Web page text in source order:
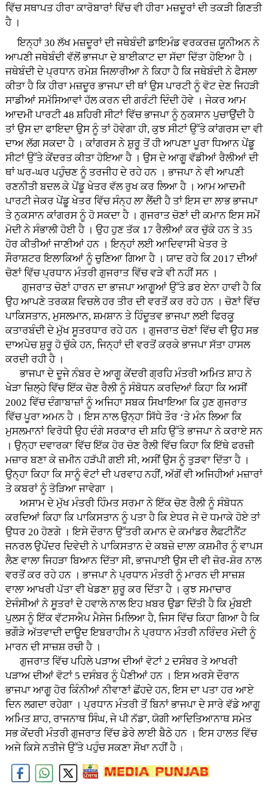
ਵਿੱਚ ਸਥਾਪਤ ਹੀਰਾ ਕਾਰੋਬਾਰਾਂ ਵਿੱਚ ਵੀ ਹੀਰਾ ਮਜ਼ਦੂਰਾਂ ਦੀ ਤਕੜੀ ਗਿਣਤੀ
ਹੈ ।
ਇਨ੍ਹਾਂ 30 ਲੱਖ ਮਜ਼ਦੂਰਾਂ ਦੀ ਜਥੇਬੰਦੀ ਡਾਇਮੰਡ ਵਰਕਰਜ਼ ਯੂਨੀਅਨ ਨੇ
ਆਪਣੀ ਜਥੇਬੰਦੀ ਵੱਲੋਂ ਭਾਜਪਾ ਦੇ ਬਾਈਕਾਟ ਦਾ ਸੱਦਾ ਦਿੱਤਾ ਹੋਇਆ ਹੈ ।
ਜਥੇਬੰਦੀ ਦੇ ਪ੍ਰਧਾਨ ਰਮੇਸ਼ ਜਿਲਾਰੀਆ ਨੇ ਕਿਹਾ ਹੈ ਕਿ ਜਥੇਬੰਦੀ ਨੇ ਫੈਸਲਾ
ਕੀਤਾ ਹੈ ਕਿ ਹੀਰਾ ਮਜ਼ਦੂਰ ਭਾਜਪਾ ਦੀ ਥਾਂ ਉਸ ਪਾਰਟੀ ਨੂੰ ਵੋਟ ਦੇਣ ਜਿਹੜੀ
ਸਾਡੀਆਂ ਸਮੱਸਿਆਵਾਂ ਹੱਲ ਕਰਨ ਦੀ ਗਰੰਟੀ ਦਿੰਦੀ ਹੋਵੇ । ਜੇਕਰ ਆਮ
ਆਦਮੀ ਪਾਰਟੀ 48 ਸ਼ਹਿਰੀ ਸੀਟਾਂ ਵਿੱਚ ਭਾਜਪਾ ਨੂੰ ਨੁਕਸਾਨ ਪੁਚਾਉਂਦੀ ਹੈ
ਤਾਂ ਉਸ ਦਾ ਫਾਇਦਾ ਉਸ ਨੂੰ ਤਾਂ ਹੋਵੇਗਾ ਹੀ, ਕੁਝ ਸੀਟਾਂ ਉੱਤੇ ਕਾਂਗਰਸ ਦਾ ਵੀ
ਦਾਅ ਲੱਗ ਸਕਦਾ ਹੈ । ਕਾਂਗਰਸ ਨੇ ਸ਼ੁਰੂ ਤੋਂ ਹੀ ਆਪਣਾ ਪੂਰਾ ਧਿਆਨ ਪੇਂਡੂ
ਸੀਟਾਂ ਉੱਤੇ ਕੇਂਦਰਤ ਕੀਤਾ ਹੋਇਆ ਹੈ । ਉਸ ਦੇ ਆਗੂ ਵੱਡੀਆਂ ਰੈਲੀਆਂ ਦੀ
ਥਾਂ ਘਰ-ਘਰ ਪਹੁੰਚਣ ਨੂੰ ਤਰਜੀਹ ਦੇ ਰਹੇ ਹਨ । ਭਾਜਪਾ ਨੇ ਵੀ ਆਪਣੀ
ਰਣਨੀਤੀ ਬਦਲ ਕੇ ਪੇਂਡੂ ਖੇਤਰ ਵੱਲ ਰੁਖ ਕਰ ਲਿਆ ਹੈ । ਆਮ ਆਦਮੀ
ਪਾਰਟੀ ਜੇਕਰ ਪੇਂਡੂ ਖੇਤਰ ਵਿੱਚ ਸੰਨ੍ਹ ਲਾ ਲੈਂਦੀ ਹੈ ਤਾਂ ਇਸ ਦਾ ਲਾਭ ਭਾਜਪਾ
ਤੇ ਨੁਕਸਾਨ ਕਾਂਗਰਸ ਨੂੰ ਹੋ ਸਕਦਾ ਹੈ । ਗੁਜਰਾਤ ਚੋਣਾਂ ਦੀ ਕਮਾਨ ਇਸ ਸਮੇਂ
ਮੋਦੀ ਨੇ ਸੰਭਾਲੀ ਹੋਈ ਹੈ । ਉਹ ਹੁਣ ਤੱਕ 17 ਰੈਲੀਆਂ ਕਰ ਚੁੱਕੇ ਹਨ ਤੇ 35
ਹੋਰ ਕੀਤੀਆਂ ਜਾਣੀਆਂ ਹਨ । ਇਨ੍ਹਾਂ ਲਈ ਆਦਿਵਾਸੀ ਖੇਤਰ ਤੇ
ਸੌਰਾਸ਼ਟਰ ਇਲਾਕਿਆਂ ਨੂੰ ਚੁਣਿਆ ਗਿਆ ਹੈ । ਯਾਦ ਰਹੇ ਕਿ 2017 ਦੀਆਂ
ਚੋਣਾਂ ਵਿੱਚ ਪ੍ਰਧਾਨ ਮੰਤਰੀ ਗੁਜਰਾਤ ਵਿੱਚ ਵੜੇ ਵੀ ਨਹੀਂ ਸਨ ।
ਗੁਜਰਾਤ ਚੋਣਾਂ ਹਾਰਨ ਦਾ ਭਾਜਪਾ ਆਗੂਆਂ ਉੱਤੇ ਡਰ ਏਨਾ ਹਾਵੀ ਹੈ ਕਿ
ਉਹ ਆਪਣੇ ਤਰਕਸ਼ ਵਿਚਲੇ ਹਰ ਤੀਰ ਦੀ ਵਰਤੋਂ ਕਰ ਰਹੇ ਹਨ । ਚੋਣਾਂ ਵਿੱਚ
ਪਾਕਿਸਤਾਨ, ਮੁਸਲਮਾਨ, ਸ਼ਮਸ਼ਾਨ ਤੇ ਹਿੰਦੂਤਵ ਭਾਜਪਾ ਲਈ ਫਿਰਕੂ
ਕਤਾਰਬੰਦੀ ਦੇ ਮੁੱਖ ਸੂਤਰਧਾਰ ਰਹੇ ਹਨ । ਗੁਜਰਾਤ ਚੋਣਾਂ ਵਿੱਚ ਵੀ ਉਹ ਸਭ
ਦਾਅਪੇਚ ਸ਼ੁਰੂ ਹੋ ਚੁੱਕੇ ਹਨ, ਜਿਨ੍ਹਾਂ ਦੀ ਵਰਤੋਂ ਕਰਕੇ ਭਾਜਪਾ ਸੱਤਾ ਹਾਸਲ
ਕਰਦੀ ਰਹੀ ਹੈ ।
ਭਾਜਪਾ ਦੇ ਦੂਜੇ ਨੰਬਰ ਦੇ ਆਗੂ ਕੇਂਦਰੀ ਗ੍ਰਹਿ ਮੰਤਰੀ ਅਮਿਤ ਸ਼ਾਹ ਨੇ
ਖੇੜਾ ਜ਼ਿਲ੍ਹੇ ਵਿੱਚ ਇੱਕ ਚੋਣ ਰੈਲੀ ਨੂੰ ਸੰਬੋਧਨ ਕਰਦਿਆਂ ਕਿਹਾ ਕਿ ਅਸੀਂ
2002 ਵਿੱਚ ਦੰਗਾਬਾਜ਼ਾਂ ਨੂੰ ਅਜਿਹਾ ਸਬਕ ਸਿਖਾਇਆ ਕਿ ਹੁਣ ਗੁਜਰਾਤ
ਵਿੱਚ ਪੂਰਾ ਅਮਨ ਹੈ । ਇਸ ਨਾਲ ਉਨ੍ਹਾ ਸਿੱਧੇ ਤੌਰ ‘ਤੇ ਮੰਨ ਲਿਆ ਕਿ
ਮੁਸਲਮਾਨਾਂ ਵਿਰੋਧੀ ਉਹ ਦੰਗੇ ਸਰਕਾਰ ਦੀ ਸ਼ਹਿ ਉੱਤੇ ਭਾਜਪਾ ਨੇ ਕਰਾਏ ਸਨ
। ਉਨ੍ਹਾ ਦਵਾਰਕਾ ਵਿੱਚ ਇੱਕ ਹੋਰ ਚੋਣ ਰੈਲੀ ਵਿੱਚ ਕਿਹਾ ਕਿ ਇੱਥੇ ਫਰਜ਼ੀ
ਮਜ਼ਾਰ ਬਣਾ ਕੇ ਜ਼ਮੀਨ ਹੜੱਪੀ ਗਈ ਸੀ, ਅਸੀਂ ਉਸ ਨੂੰ ਤੁੜਵਾ ਦਿੱਤਾ ਹੈ ।
ਉਨ੍ਹਾ ਕਿਹਾ ਕਿ ਸਾਨੂੰ ਵੋਟਾਂ ਦੀ ਪਰਵਾਹ ਨਹੀਂ, ਅੱਗੋਂ ਵੀ ਅਜਿਹੀਆਂ ਮਜ਼ਾਰਾਂ
ਤੇ ਕਬਰਾਂ ਨੂੰ ਤੋੜਿਆ ਜਾਵੇਗਾ ।
ਅਸਾਮ ਦੇ ਮੁੱਖ ਮੰਤਰੀ ਹਿੰਮਤ ਸਰਮਾ ਨੇ ਇੱਕ ਚੋਣ ਰੈਲੀ ਨੂੰ ਸੰਬੋਧਨ
ਕਰਦਿਆਂ ਕਿਹਾ ਕਿ ਪਾਕਿਸਤਾਨ ਨੂੰ ਪਤਾ ਹੈ ਕਿ ਏਧਰ ਜੇ ਦੋ ਧਮਾਕੇ ਹੋਏ ਤਾਂ
ਉਧਰ 20 ਹੋਣਗੇ । ਇਸੇ ਦੌਰਾਨ ਉੱਤਰੀ ਕਮਾਨ ਦੇ ਕਮਾਂਡਰ ਲੈਫਟੀਨੈਂਟ
ਜਨਰਲ ਉਪੇਂਦਰ ਦਿਵੇਦੀ ਨੇ ਪਾਕਿਸਤਾਨ ਦੇ ਕਬਜ਼ੇ ਦਾਲਾ ਕਸ਼ਮੀਰ ਨੂੰ ਵਾਪਸ
ਲੈਣ ਵਾਲਾ ਜਿਹੜਾ ਬਿਆਨ ਦਿੱਤਾ ਸੀ, ਭਾਜਪਾਈ ਉਸ ਦੀ ਵੀ ਜ਼ੋਰ-ਸ਼ੋਰ ਨਾਲ
ਵਰਤੋਂ ਕਰ ਰਹੇ ਹਨ । ਭਾਜਪਾ ਨੇ ਪ੍ਰਧਾਨ ਮੰਤਰੀ ਨੂੰ ਮਾਰਨ ਦੀ ਸਾਜ਼ਸ਼
ਵਾਲਾ ਆਖਰੀ ਪੱਤਾ ਵੀ ਖੇਡਣਾ ਸ਼ੁਰੂ ਕਰ ਦਿੱਤਾ ਹੈ । ਕੁਝ ਸਮਾਚਾਰ
ਏਜੰਸੀਆਂ ਨੇ ਸੂਤਰਾਂ ਦੇ ਹਵਾਲੇ ਨਾਲ ਇਹ ਖ਼ਬਰ ਉਡਾ ਦਿੱਤੀ ਹੈ ਕਿ ਮੁੰਬਈ
ਪੁਲਸ ਨੂੰ ਇੱਕ ਵੱਟਸਐਪ ਮੈਸੇਜ ਮਿਲਿਆ ਹੈ, ਜਿਸ ਵਿੱਚ ਕਿਹਾ ਗਿਆ ਹੈ ਕਿ
ਭਗੌੜੇ ਅੱਤਵਾਦੀ ਦਾਊਦ ਇਬਰਾਹੀਮ ਨੇ ਪ੍ਰਧਾਨ ਮੰਤਰੀ ਨਰਿੰਦਰ ਮੋਦੀ ਨੂੰ
ਮਾਰਨ ਦੀ ਸਾਜ਼ਸ਼ ਰਚੀ ਹੈ ।
ਗੁਜਰਾਤ ਵਿੱਚ ਪਹਿਲੇ ਪੜਾਅ ਦੀਆਂ ਵੋਟਾਂ 2 ਦਸੰਬਰ ਤੇ ਆਖਰੀ
ਪੜਾਅ ਦੀਆਂ ਵੋਟਾਂ 5 ਦਸੰਬਰ ਨੂੰ ਪੈਣੀਆਂ ਹਨ । ਇਸ ਅਰਸੇ ਦੌਰਾਨ
ਭਾਜਪਾ ਆਗੂ ਹੋਰ ਕਿੰਨੀਆਂ ਨੀਵਾਣਾਂ ਛੋਂਹਦੇ ਹਨ, ਇਸ ਦਾ ਪਤਾ ਹਰ ਆਏ
ਦਿਨ ਲਗਦਾ ਰਹੇਗਾ । ਪ੍ਰਧਾਨ ਮੰਤਰੀ ਤੋਂ ਬਿਨਾਂ ਭਾਜਪਾ ਦੇ ਸਾਰੇ ਵੱਡੇ ਆਗੂ
ਅਮਿਤ ਸ਼ਾਹ, ਰਾਜਨਾਥ ਸਿੰਘ, ਜੇ ਪੀ ਨੱਡਾ, ਯੋਗੀ ਆਦਿਤਿਆਨਾਥ ਸਮੇਤ
ਸਭ ਕੇਂਦਰੀ ਮੰਤਰੀ ਗੁਜਰਾਤ ਵਿੱਚ ਡੇਰੇ ਲਾਈ ਬੈਠੇ ਹਨ । ਇਸ ਹਾਲਤ ਵਿੱਚ
ਅਜੇ ਕਿਸੇ ਨਤੀਜੇ ਉੱਤੇ ਪਹੁੰਚ ਸਕਣਾ ਸੌਖਾ ਨਹੀਂ ਹੈ ।